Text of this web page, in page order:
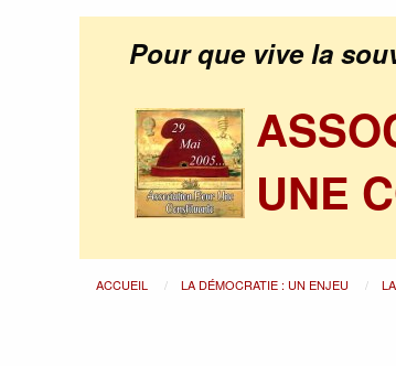
Pour que vive la
UNE
ACCUEIL LA DÉMOCRATIE : UN ENJEU